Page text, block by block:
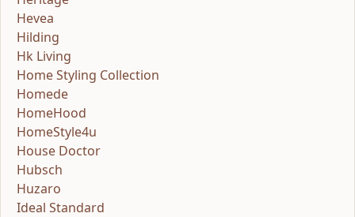
Hevea
Hilding
Hk Living
Home Styling Collection
Homede
HomeHood
HomeStyle4u
House Doctor
Hubsch
Huzaro
Ideal Standard